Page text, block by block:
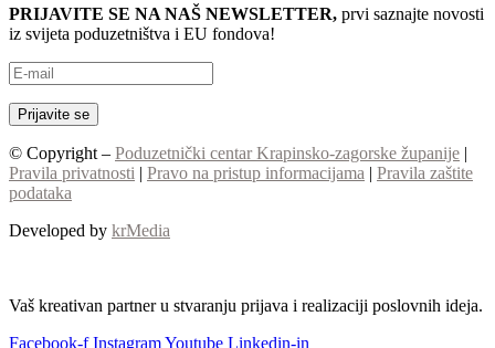
PRIJAVITE SE NA NAŠ NEWSLETTER, prvi saznajte novosti
iz svijeta poduzetništva i EU fondova!
© Copyright – Poduzetnički centar Krapinsko-zagorske županije |
Pravila privatnosti | Pravo na pristup informacijama | Pravila zaštite
podataka
Developed by krMedia
Vaš kreativan partner u stvaranju prijava i realizaciji poslovnih ideja.
Facebook-f InstagramYoutube Linkedin-in